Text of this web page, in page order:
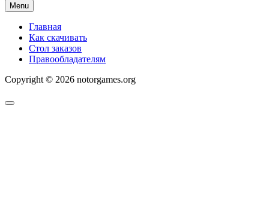
Menu
Главная
Как скачивать
Стол заказов
Правообладателям
Copyright © 2026 notorgames.org
Scroll